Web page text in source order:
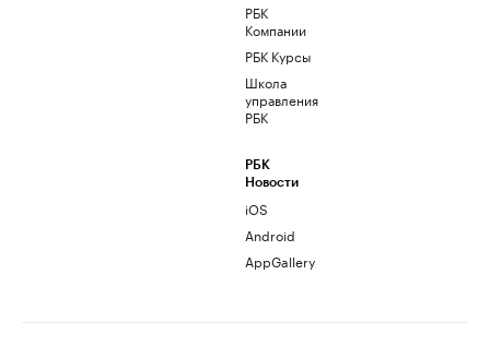
РБК
Компании
РБК Курсы
Школа
управления
РБК
РБК
Новости
iOS
Android
AppGallery